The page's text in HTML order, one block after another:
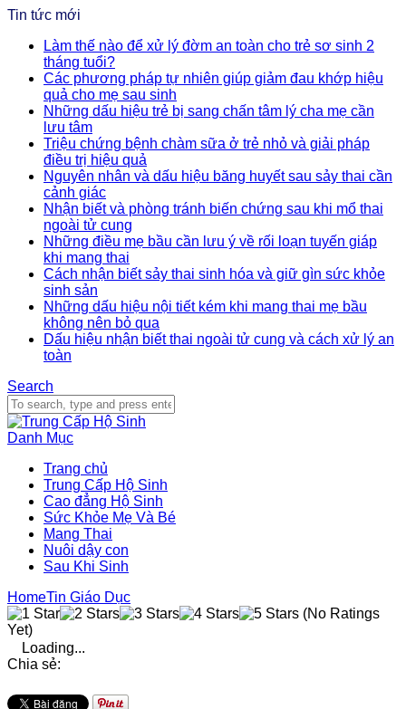
Tin tức mới
Làm thế nào để xử lý đờm an toàn cho trẻ sơ sinh 2
tháng tuổi?
Các phương pháp tự nhiên giúp giảm đau khớp hiệu
quả cho mẹ sau sinh
Những dấu hiệu trẻ bị sang chấn tâm lý cha mẹ cần
lưu tâm
Triệu chứng bệnh chàm sữa ở trẻ nhỏ và giải pháp
điều trị hiệu quả
Nguyên nhân và dấu hiệu băng huyết sau sảy thai cần
cảnh giác
Nhận biết và phòng tránh biến chứng sau khi mổ thai
ngoài tử cung
Những điều mẹ bầu cần lưu ý về rối loạn tuyến giáp
khi mang thai
Cách nhận biết sảy thai sinh hóa và giữ gìn sức khỏe
sinh sản
Những dấu hiệu nội tiết kém khi mang thai mẹ bầu
không nên bỏ qua
Dấu hiệu nhận biết thai ngoài tử cung và cách xử lý an
toàn
Search
Danh Mục
Trang chủ
Trung Cấp Hộ Sinh
Cao đẳng Hộ Sinh
Sức Khỏe Mẹ Và Bé
Mang Thai
Nuôi dậy con
Sau Khi Sinh
HomeTin Giáo Dục
(No Ratings
Yet)
Loading...
Chia sẻ: